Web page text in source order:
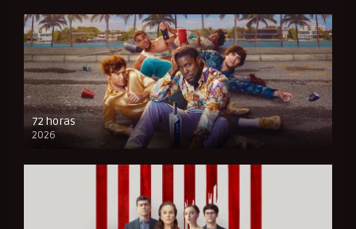
72 horas
2026
FULL HD